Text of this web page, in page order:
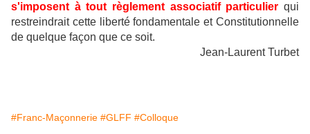
s'imposent à tout règlement associatif particulier qui
restreindrait cette liberté fondamentale et Constitutionnelle
de quelque façon que ce soit.
Jean-Laurent Turbet
#Franc-Maçonnerie #GLFF #Colloque